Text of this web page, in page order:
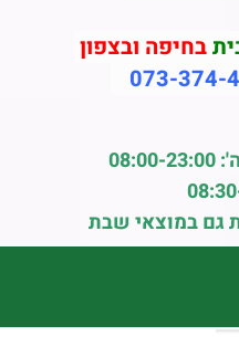
בחיפה ובצפון
073-374-
גם במוצאי שבת